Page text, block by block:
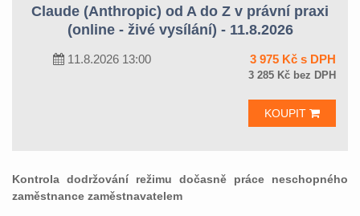
Claude (Anthropic) od A do Z v právní praxi
(online - živé vysílání) - 11.8.2026
11.8.2026 13:00 3 975 Kč s DPH
3 285 Kč bez DPH
KOUPIT
Kontrola dodržování režimu dočasně práce neschopného
zaměstnance zaměstnavatelem